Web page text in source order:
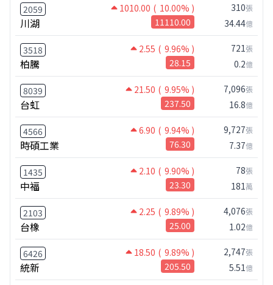
2059 1010.00 ( 10.00% )
川湖 11110.00
310張
34.44億
3518 2.55 ( 9.96% )
柏騰 28.15
721張
0.2億
8039 21.50 ( 9.95% )
台虹 237.50
7,096張
16.8億
4566 6.90 ( 9.94% )
時碩工業 76.30
9,727張
7.37億
1435 2.10 ( 9.90% )
中福 23.30
78張
181萬
2103 2.25 ( 9.89% )
台橡 25.00
4,076張
1.02億
6426 18.50 ( 9.89% )
統新 205.50
2,747張
5.51億